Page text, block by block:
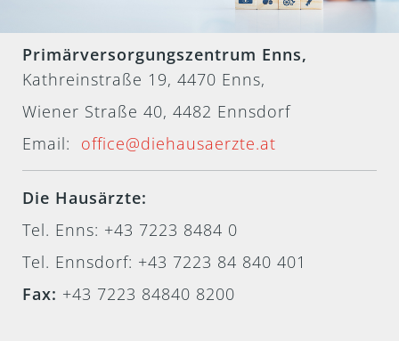
Primärversorgungszentrum Enns,
Kathreinstraße 19, 4470 Enns,
Wiener Straße 40, 4482 Ennsdorf
Email: office@diehausaerzte.at
Die Hausärzte:
Tel. Enns: +43 7223 8484 0
Tel. Ennsdorf: +43 7223 84 840 401
Fax: +43 7223 84840 8200